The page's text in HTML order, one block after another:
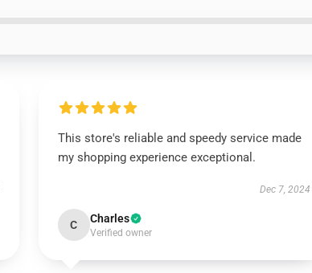
This store's reliable and speedy service made
my shopping experience exceptional.
Dec 7, 2024
C Charles
Verified owner